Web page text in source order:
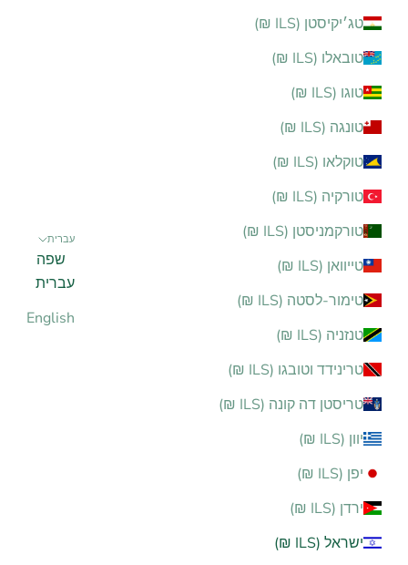
טג׳יקיסטן (ILS ₪)
טובאלו (ILS ₪)
טוגו (ILS ₪)
טונגה (ILS ₪)
טוקלאו (ILS ₪)
טורקיה (ILS ₪)
טורקמניסטן (ILS ₪)
טייוואן (ILS ₪)
טימור-לסטה (ILS ₪)
טנזניה (ILS ₪)
טרינידד וטובגו (ILS ₪)
טריסטן דה קונה (ILS ₪)
יוון (ILS ₪)
יפן (ILS ₪)
ירדן (ILS ₪)
ישראל (ILS ₪)
עברית
שפה
עברית
English